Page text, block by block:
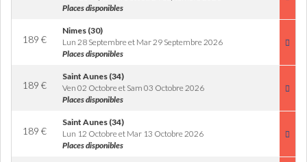
Places disponibles
189 €
Nimes (30)
Lun 28 Septembre et Mar 29 Septembre 2026
Places disponibles
189 €
Saint Aunes (34)
Ven 02 Octobre et Sam 03 Octobre 2026
Places disponibles
189 €
Saint Aunes (34)
Lun 12 Octobre et Mar 13 Octobre 2026
Places disponibles